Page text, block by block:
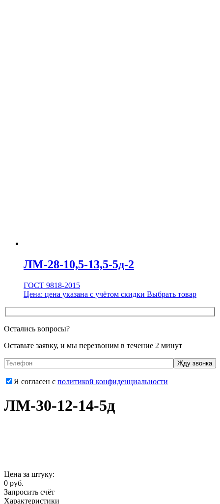
ЛМ-28-10,5-13,5-5д-2
ГОСТ 9818-2015
Цена: цена указана с учётом скидки Выбрать товар
Остались вопросы?
Оставьте заявку, и мы перезвоним в течение 2 минут
Я согласен с политикой конфиденциальности
ЛМ-30-12-14-5д
Цена за штуку:
0 руб.
Запросить счёт
Характеристики